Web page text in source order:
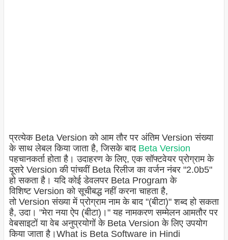
प्रत्येक Beta Version को आम तौर पर अंतिम Version संख्या
के साथ लेबल किया जाता है, जिसके बाद Beta Version
पहचानकर्ता होता है। उदाहरण के लिए, एक सॉफ्टवेयर प्रोग्राम के
दूसरे Version की पांचवीं Beta रिलीज का वर्जन नंबर "2.0b5"
हो सकता है। यदि कोई डेवलपर Beta Program के
विशिष्ट Version को सूचीबद्ध नहीं करना चाहता है,
तो Version संख्या में प्रोग्राम नाम के बाद "(बीटा)" शब्द हो सकता
है, उदा। "मेरा नया ऐप (बीटा)।" यह नामकरण सम्मेलन आमतौर पर
वेबसाइटों या वेब अनुप्रयोगों के Beta Version के लिए उपयोग
किया जाता है। What is Beta Software in Hindi